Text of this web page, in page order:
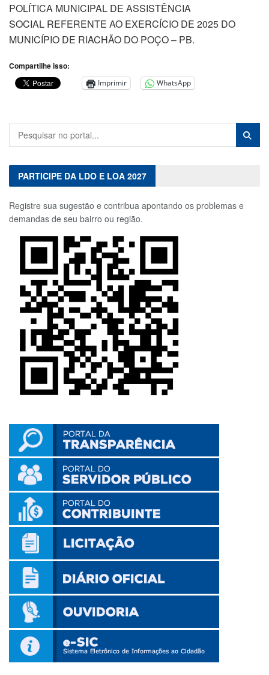
POLÍTICA MUNICIPAL DE ASSISTÊNCIA
SOCIAL REFERENTE AO EXERCÍCIO DE 2025 DO
MUNICÍPIO DE RIACHÃO DO POÇO – PB.
Compartilhe isso:
Imprimir WhatsApp
PARTICIPE DA LDO E LOA 2027
Registre sua sugestão e contribua apontando os problemas e
demandas de seu bairro ou região.